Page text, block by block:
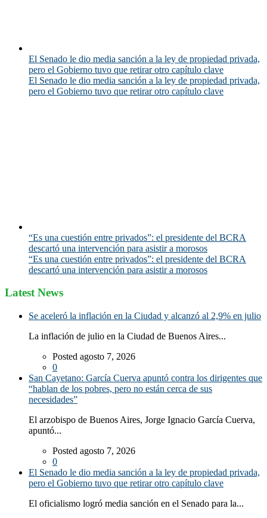
El Senado le dio media sanción a la ley de propiedad privada,
pero el Gobierno tuvo que retirar otro capítulo clave
El Senado le dio media sanción a la ley de propiedad privada,
pero el Gobierno tuvo que retirar otro capítulo clave
“Es una cuestión entre privados”: el presidente del BCRA
descartó una intervención para asistir a morosos
“Es una cuestión entre privados”: el presidente del BCRA
descartó una intervención para asistir a morosos
Latest News
Se aceleró la inflación en la Ciudad y alcanzó al 2,9% en julio
La inflación de julio en la Ciudad de Buenos Aires...
Posted agosto 7, 2026
0
San Cayetano: García Cuerva apuntó contra los dirigentes que
“hablan de los pobres, pero no están cerca de sus
necesidades”
El arzobispo de Buenos Aires, Jorge Ignacio García Cuerva,
apuntó...
Posted agosto 7, 2026
0
El Senado le dio media sanción a la ley de propiedad privada,
pero el Gobierno tuvo que retirar otro capítulo clave
El oficialismo logró media sanción en el Senado para la...